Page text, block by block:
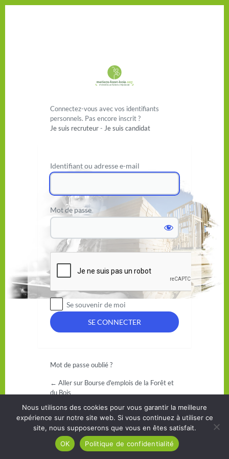
Connectez-vous avec vos identifiants
personnels. Pas encore inscrit ?
Je suis recruteur- Je suis candidat
Identifiant ou adresse e-mail
Mot de passe
Se souvenir de moi
Mot de passe oublié ?
← Aller sur Bourse d'emplois de la Forêt et
du Bois
Nous utilisons des cookies pour vous garantir la meilleure
expérience sur notre site web. Si vous continuez à utiliser ce
site, nous supposerons que vous en êtes satisfait.
OK
Politique de confidentialité